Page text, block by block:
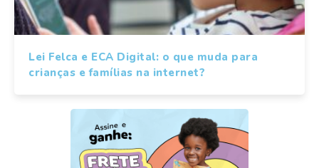
Lei Felca e ECA Digital: o que muda para
crianças e famílias na internet?